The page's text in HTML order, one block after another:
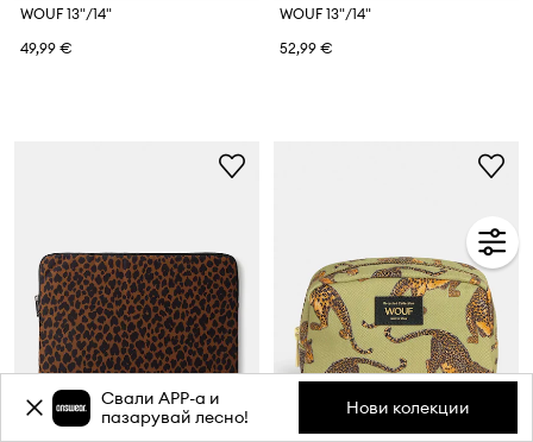
WOUF 13"/14"
49,99 €
WOUF 13"/14"
52,99 €
Свали APP-a и
пазарувай лесно!
Нови колекции